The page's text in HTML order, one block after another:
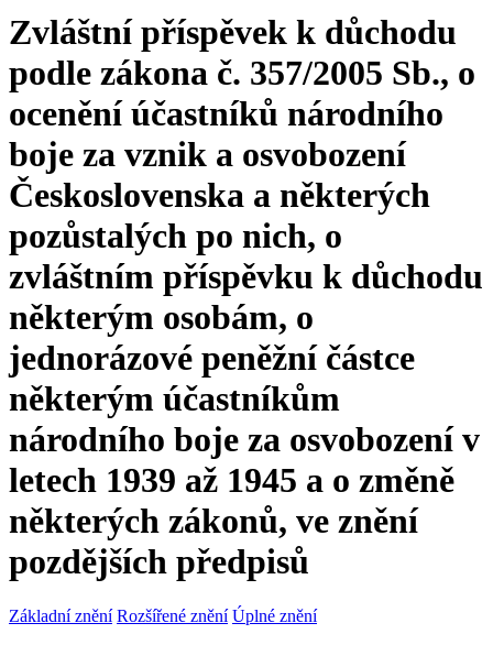
Zvláštní příspěvek k důchodu
podle zákona č. 357/2005 Sb., o
ocenění účastníků národního
boje za vznik a osvobození
Československa a některých
pozůstalých po nich, o
zvláštním příspěvku k důchodu
některým osobám, o
jednorázové peněžní částce
některým účastníkům
národního boje za osvobození v
letech 1939 až 1945 a o změně
některých zákonů, ve znění
pozdějších předpisů
Základní znění Rozšířené znění Úplné znění